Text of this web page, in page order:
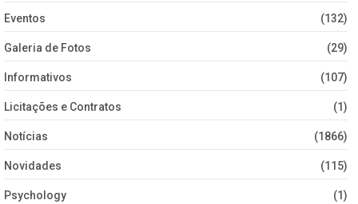
Eventos (132)
Galeria de Fotos (29)
Informativos (107)
Licitações e Contratos (1)
Notícias (1866)
Novidades (115)
Psychology (1)